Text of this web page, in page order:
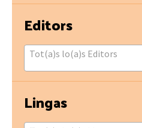
Editors
Tot(a)s lo(a)s Editors
Lingas